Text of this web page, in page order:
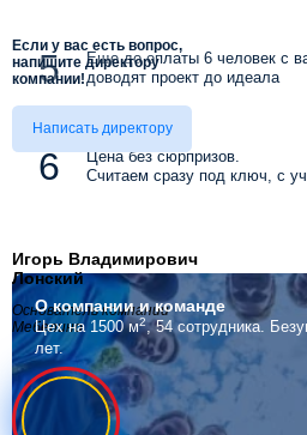
Еще до оплаты 6 человек с
доводят проект до идеала
Цена без сюрпризов.
Считаем сразу под ключ, с
Если у вас есть вопрос,
напишите директору
компании!
Написать директору
Игорь Владимирович
Лонский
Основатель компании
Мебелино
О компаниии команде
Цех на 1500 м2, 54 сотрудника.
лет.